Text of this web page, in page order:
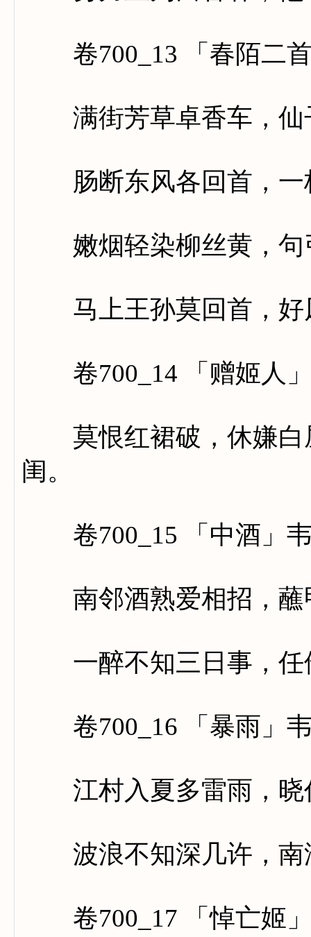
卷700_13 「春陌二
满街芳草卓香车，仙
肠断东风各回首，一
嫩烟轻染柳丝黄，句
马上王孙莫回首，好
卷700_14 「赠姬人
莫恨红裙破，休嫌白
闺。
卷700_15 「中酒」
南邻酒熟爱相招，蘸
一醉不知三日事，任
卷700_16 「暴雨」
江村入夏多雷雨，晓
波浪不知深几许，南
卷700_17 「悼亡姬